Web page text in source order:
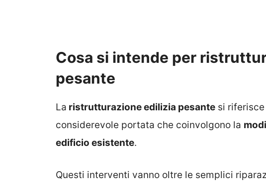
Cosa si intende per
pesante
La ristrutturazione edilizia pesante si
considerevole portata che coinvolgono la
edificio esistente.
Questi interventi vanno oltre le semplici